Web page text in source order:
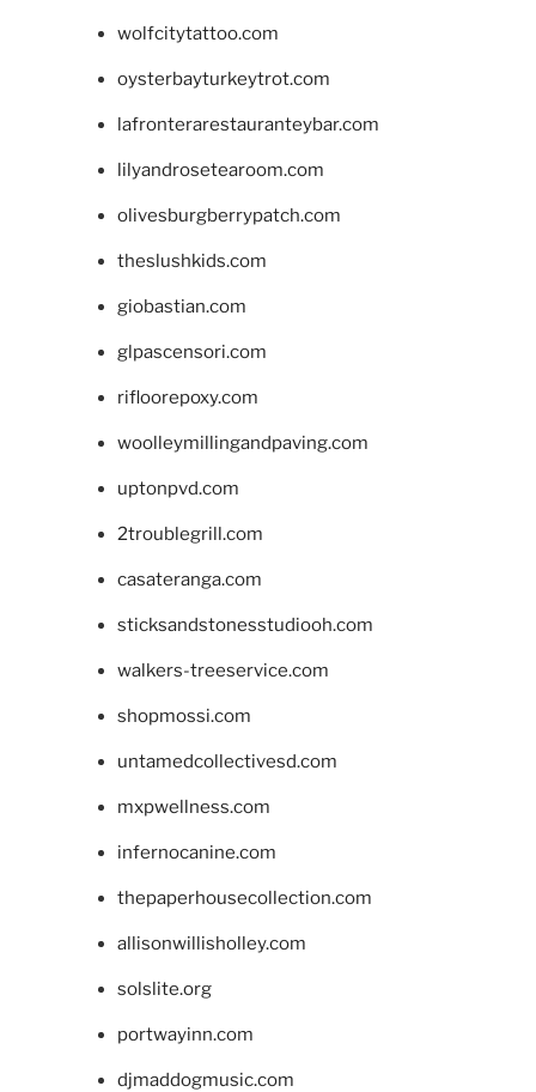
wolfcitytattoo.com
oysterbayturkeytrot.com
lafronterarestauranteybar.com
lilyandrosetearoom.com
olivesburgberrypatch.com
theslushkids.com
giobastian.com
glpascensori.com
rifloorepoxy.com
woolleymillingandpaving.com
uptonpvd.com
2troublegrill.com
casateranga.com
sticksandstonesstudiooh.com
walkers-treeservice.com
shopmossi.com
untamedcollectivesd.com
mxpwellness.com
infernocanine.com
thepaperhousecollection.com
allisonwillisholley.com
solslite.org
portwayinn.com
djmaddogmusic.com